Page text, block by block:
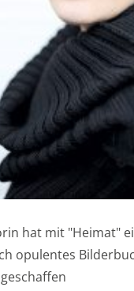
hat mit "Heimat"
opulentes